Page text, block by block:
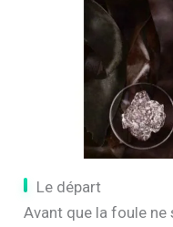
Le départ
Avant que la foule ne